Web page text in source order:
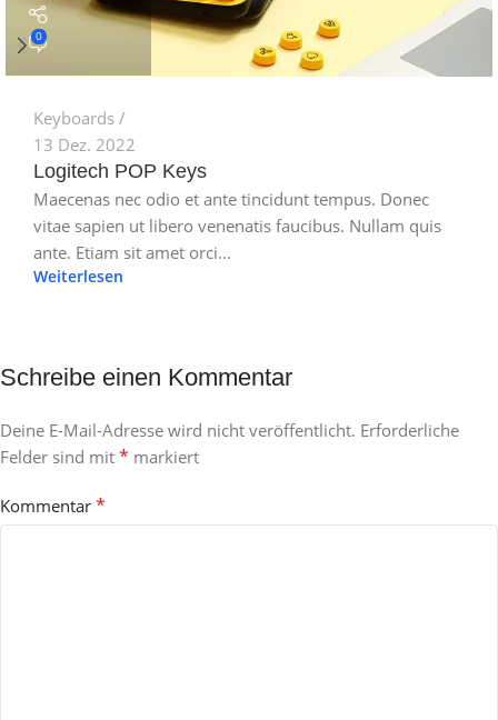
0
Keyboards
13 Dez. 2022
Logitech POP Keys
Maecenas nec odio et ante tincidunt tempus. Donec
vitae sapien ut libero venenatis faucibus. Nullam quis
ante. Etiam sit amet orci...
Weiterlesen
Schreibe einen Kommentar
Deine E-Mail-Adresse wird nicht veröffentlicht. Erforderliche
Felder sind mit * markiert
Kommentar *